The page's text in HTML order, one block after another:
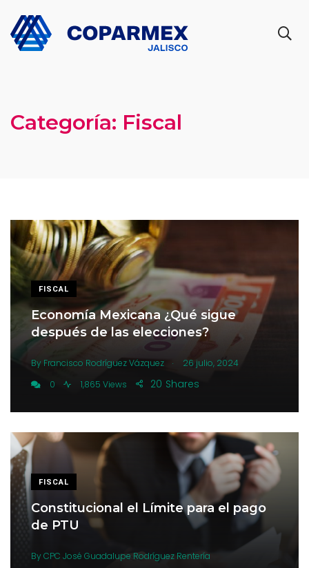
Categoría: Fiscal
FISCAL
Economía Mexicana ¿Qué sigue
después de las elecciones?
By Francisco Rodríguez Vázquez .
26 julio, 2024
0
1,865 Views Shares
20
FISCAL
Constitucional el Límite para el pago
de PTU
By CPC José Guadalupe Rodríguez Rentería